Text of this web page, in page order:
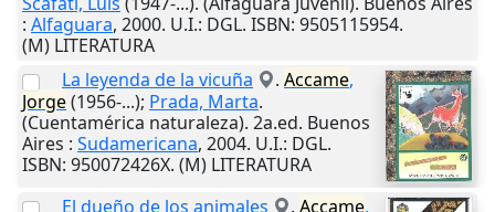
: Alfaguara, 2000. U.I.: DGL. ISBN: 9505115954.
(M) LITERATURA
La leyenda de la vicuña
. Accame,
Jorge(1956-...); Prada, Marta.
(Cuentamérica naturaleza). 2a.ed. Buenos
Aires : Sudamericana, 2004. U.I.: DGL.
ISBN: 950072426X. (M) LITERATURA
El dueño de los animales
. Accame,